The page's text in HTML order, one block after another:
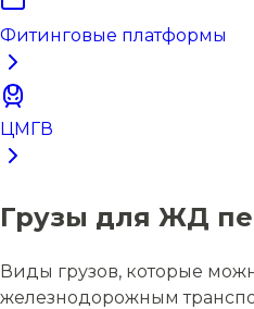
Фитинговые платформы
ЦМГВ
Грузы для ЖД
Виды грузов, которые
железнодорожным